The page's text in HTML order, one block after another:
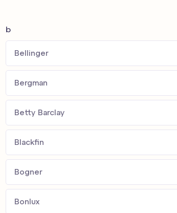
b
Bellinger
Bergman
Betty Barclay
Blackfin
Bogner
Bonlux